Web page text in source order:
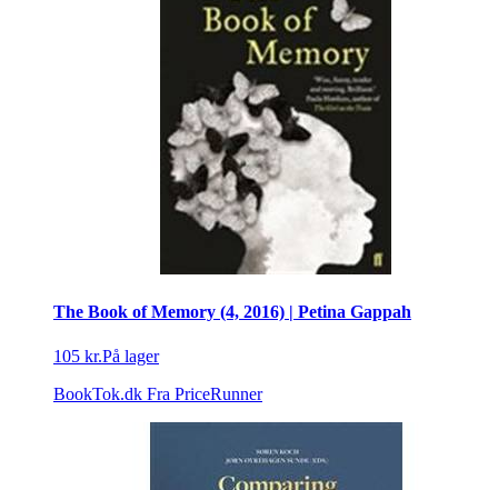
The Book of Memory (4, 2016) | Petina Gappah
105 kr.På lager
BookTok.dk Fra PriceRunner